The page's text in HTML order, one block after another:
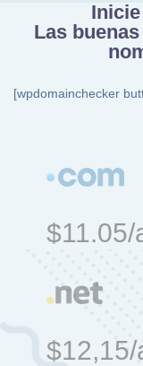
Las
[wpdomainchecker
$11.05/
$12,15/